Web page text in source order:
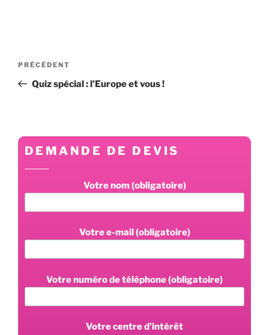
Navigation
l’article
Article
précédent
PRÉCÉDENT
Quiz spécial : l’Europe et vous !
DEMANDE DE DEVIS
Votre nom (obligatoire)
Votre e-mail (obligatoire)
Votre numéro de téléphone (obligatoire)
Votre centre d’intérêt